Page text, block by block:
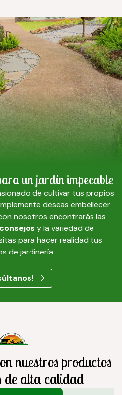
un jardín impecable
de cultivar tus propios
deseas embellecer
nosotros encontrarás las
consejos y la variedad de
para hacer realidad tus
de jardinería.
nuestros productos
de alta calidad